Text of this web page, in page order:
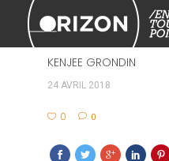
707
KENJEE GRONDIN
24 AVRIL 2018
0 0